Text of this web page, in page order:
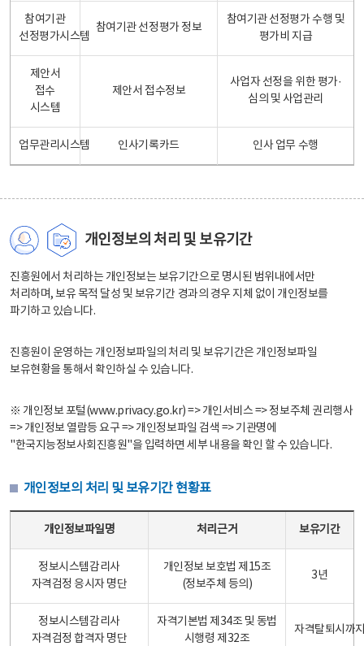
참여기관
선정평가시스템
참여기관 선정평가 정보
참여기관 선정평가 수행 및
평가비 지급
제안서
접수
시스템
제안서 접수정보
사업자 선정을 위한 평가·
심의 및 사업관리
업무관리시스템 인사기록카드 인사 업무 수행
개인정보의 처리 및 보유기간
진흥원에서 처리하는 개인정보는 보유기간으로 명시된 범위내에서만
처리하며, 보유 목적 달성 및 보유기간 경과의 경우 지체 없이 개인정보를
파기하고 있습니다.
진흥원이 운영하는 개인정보파일의 처리 및 보유기간은 개인정보파일
보유현황을 통해서 확인하실 수 있습니다.
※ 개인정보 포털(www.privacy.go.kr) => 개인서비스 => 정보주체 권리행사
=> 개인정보 열람등 요구 => 개인정보파일 검색 => 기관명에
"한국지능정보사회진흥원"을 입력하면 세부 내용을 확인 할 수 있습니다.
개인정보의 처리 및 보유기간 현황표
개인정보파일명 처리근거 보유기간
정보시스템감리사
자격검정 응시자 명단
개인정보 보호법 제15조
(정보주체 등의)
3년
정보시스템감리사
자격검정 합격자 명단
자격기본법 제34조 및 동법
시행령 제32조
자격탈퇴시까